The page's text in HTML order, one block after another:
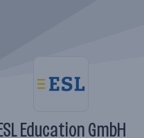
Education GmbH